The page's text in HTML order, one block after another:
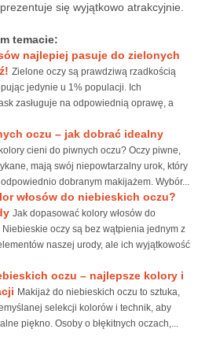
się wyjątkowo atrakcyjnie.
temacie:
najlepiej pasuje do zielonych
Zielone oczy są prawdziwą rzadkością
jedynie u 1% populacji. Ich
zasługuje na odpowiednią oprawę, a
oczu – jak dobrać idealny
cieni do piwnych oczu? Oczy piwne,
mają swój niepowtarzalny urok, który
dobranym makijażem. Wybór...
włosów do niebieskich oczu?
Jak dopasować kolory włosów do
oczy są bez wątpienia jednym z
naszej urody, ale ich wyjątkowość
oczu – najlepsze kolory i
Makijaż do niebieskich oczu to sztuka,
selekcji kolorów i technik, aby
piękno. Osoby o błękitnych oczach,...